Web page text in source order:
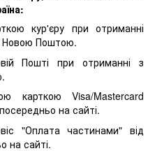
кур'єру при отриманні
Новою Поштою.
Пошті при отриманні з
карткою Visa/Mastercard
на сайті.
"Оплата частинами" від
на сайті.